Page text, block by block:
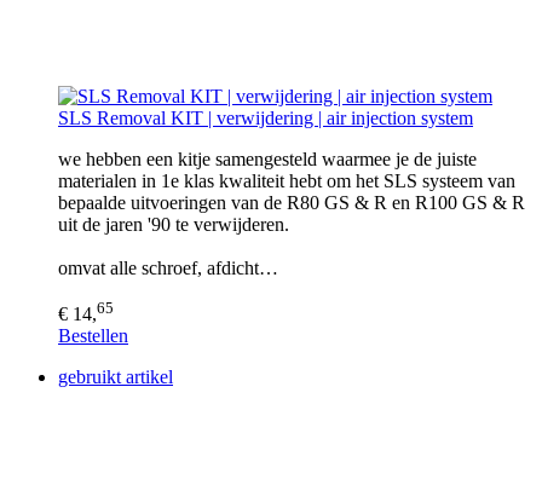
SLS Removal KIT | verwijdering | air injection system
we hebben een kitje samengesteld waarmee je de juiste
materialen in 1e klas kwaliteit hebt om het SLS systeem van
bepaalde uitvoeringen van de R80 GS & R en R100 GS & R
uit de jaren '90 te verwijderen.
omvat alle schroef, afdicht…
€ 14,65
Bestellen
gebruikt artikel